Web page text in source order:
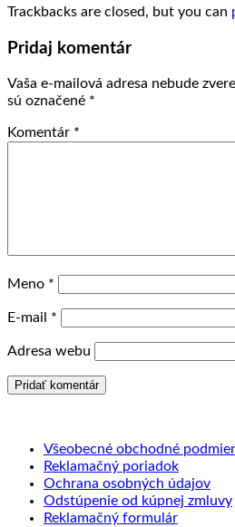
Trackbacks are closed, but you can
Pridaj komentár
Vaša e-mailová adresa nebude
sú označené *
Komentár *
Meno *
E-mail *
Adresa webu
Všeobecné obchodné
Reklamačný poriadok
Ochrana osobných údajov
Odstúpenie od kúpnej zmluvy
Reklamačný formulár